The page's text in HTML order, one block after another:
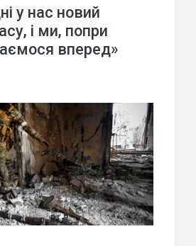
у нас новий
і ми, попри
вперед»